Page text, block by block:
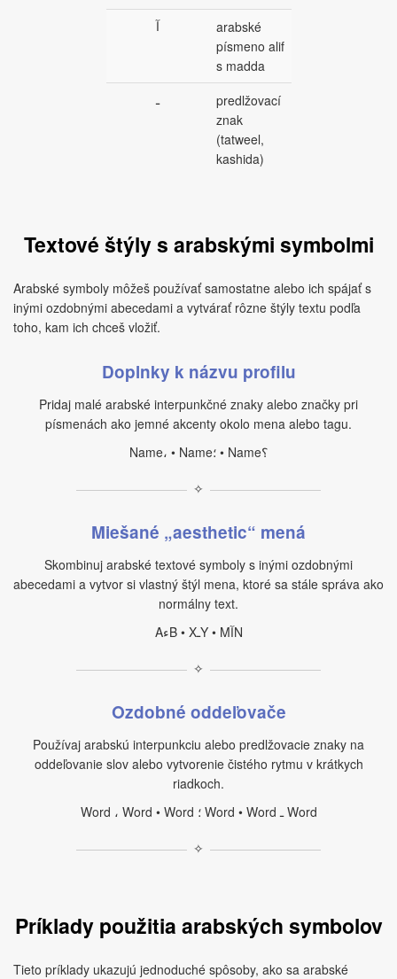
آ
arabské
písmeno alif
s madda
ـ
predlžovací
znak
(tatweel,
kashida)
Textové štýly s arabskými symbolmi
Arabské symboly môžeš používať samostatne alebo ich spájať s
inými ozdobnými abecedami a vytvárať rôzne štýly textu podľa
toho, kam ich chceš vložiť.
Doplnky k názvu profilu
Pridaj malé arabské interpunkčné znaky alebo značky pri
písmenách ako jemné akcenty okolo mena alebo tagu.
Name، • Name؛ • Name؟
✧
Miešané „aesthetic“ mená
Skombinuj arabské textové symboly s inými ozdobnými
abecedami a vytvor si vlastný štýl mena, ktoré sa stále správa ako
normálny text.
AءB • XـY • MآN
✧
Ozdobné oddeľovače
Používaj arabskú interpunkciu alebo predlžovacie znaky na
oddeľovanie slov alebo vytvorenie čistého rytmu v krátkych
riadkoch.
Word ، Word • Word ؛ Word • Word ـ Word
✧
Príklady použitia arabských symbolov
Tieto príklady ukazujú jednoduché spôsoby, ako sa arabské